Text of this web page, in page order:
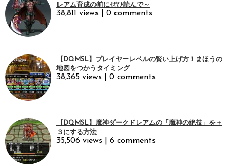
レアム育成の前にぜひ読んで～
38,811 views 0 comments
【DQMSL】プレイヤーレベルの賢い上げ方！まほうの
地図をつかうタイミング
38,365 views 0 comments
【DQMSL】魔神ダークドレアムの「魔神の絶技」を＋
３にする方法
35,506 views 6 comments